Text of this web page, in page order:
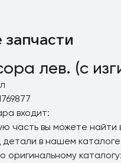
лев. (с
входит:
часть вы можете найти
в нашем
каталогу: